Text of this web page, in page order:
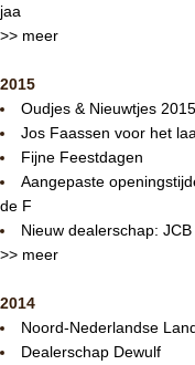
jaa
>> meer
2015
Oudjes & Nieuwtjes 2015
Jos Faassen voor het
Fijne Feestdagen
Aangepaste
de F
Nieuw dealerschap: JCB
>> meer
2014
Noord-Nederlandse
Dealerschap Dewulf